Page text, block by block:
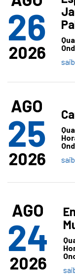
26
2026
AGO
25
2026
AGO
24
2026